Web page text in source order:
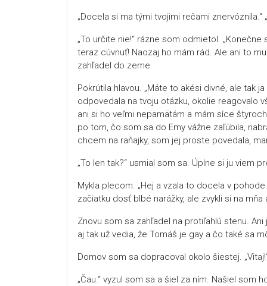
„Docela si ma tými tvojimi rečami
„To určite nie!“ rázne som odmietol.
teraz cúvnuť! Naozaj ho mám rád. Ale ani to
zahľadel do zeme.
Pokrútila hlavou. „Máte to akési divné, ale tak
odpovedala na tvoju otázku, okolie reagovalo
ani si ho veľmi nepamätám a mám síce
po tom, čo som sa do Emy vážne zaľúbila,
chcem na raňajky, som jej proste povedala,
„To len tak?“ usmial som sa. Úplne si ju viem
Mykla plecom. „Hej a vzala to docela v
začiatku dosť blbé narážky, ale zvykli si na
Znovu som sa zahľadel na protiľahlú stenu.
aj tak už vedia, že Tomáš je gay a čo také sa
Domov som sa dopracoval okolo šiestej.
„Čau.“ vyzul som sa a šiel za ním. Našiel som